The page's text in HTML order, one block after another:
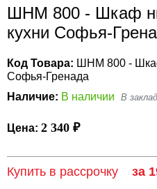
ШНМ 800 - Шкаф
кухни Софья-
Код Товара: ШНМ 800 -
Софья-Гренада
Наличие: В наличии
Цена: 2 340 ₽
Купить в рассрочку за